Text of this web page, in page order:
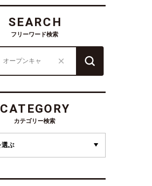
SEARCH
フリーワード検索
CATEGORY
カテゴリー検索